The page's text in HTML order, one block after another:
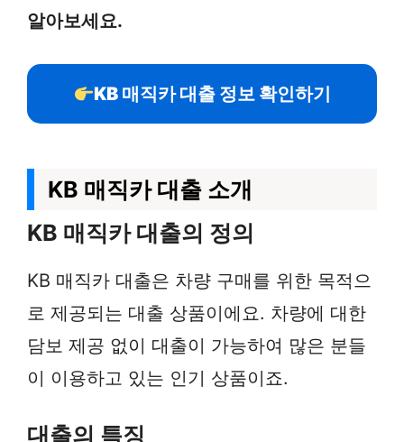
알아보세요.
KB 매직카 대출 정보 확인하기
KB 매직카 대출 소개
KB 매직카 대출의 정의
KB 매직카 대출은 차량 구매를 위한 목적으
로 제공되는 대출 상품이에요. 차량에 대한
담보 제공 없이 대출이 가능하여 많은 분들
이 이용하고 있는 인기 상품이죠.
대출의 특징